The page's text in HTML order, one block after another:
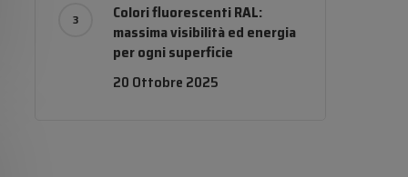
Colori fluorescenti RAL:
massima visibilità ed energia
per ogni superficie
20 Ottobre 2025